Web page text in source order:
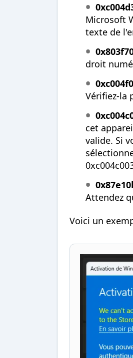
Microsoft
texte de
droit
Vérifiez-la
cet
valide. Si
Attendez
Voici un